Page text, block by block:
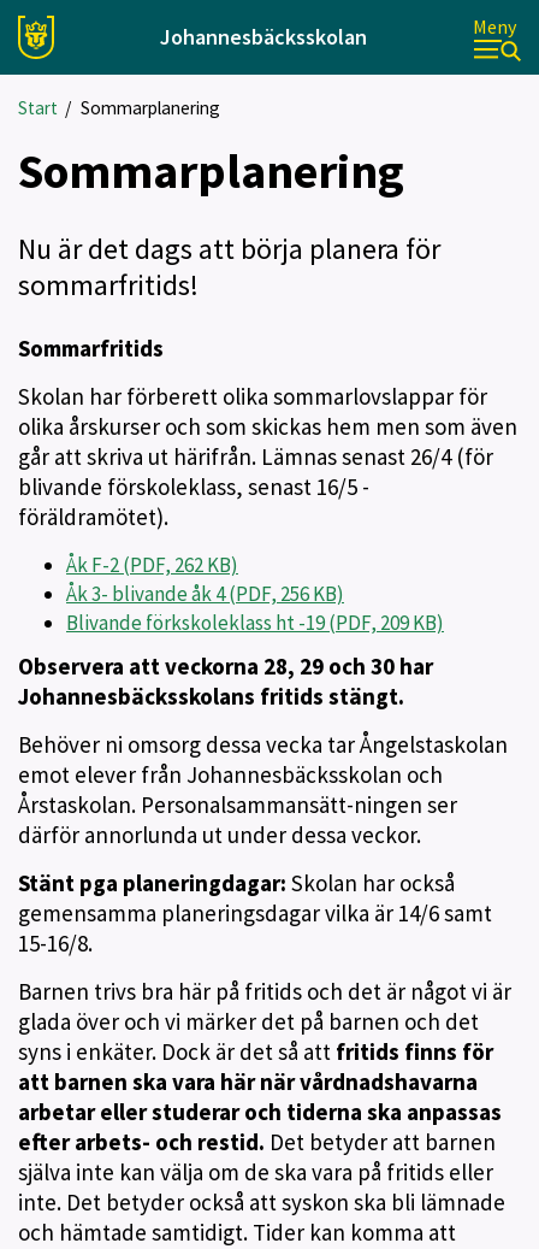
Johannesbäcksskolan Meny
Start / Sommarplanering
Sommarplanering
Nu är det dags att börja planera för
sommarfritids!
Sommarfritids
Skolan har förberett olika sommarlovslappar för
olika årskurser och som skickas hem men som även
går att skriva ut härifrån. Lämnas senast 26/4 (för
blivande förskoleklass, senast 16/5 -
föräldramötet).
Åk F-2 (PDF, 262 KB)
Åk 3- blivande åk 4 (PDF, 256 KB)
Blivande förkskoleklass ht -19 (PDF, 209 KB)
Observera att veckorna 28, 29 och 30 har
Johannesbäcksskolans fritids stängt.
Behöver ni omsorg dessa vecka tar Ångelstaskolan
emot elever från Johannesbäcksskolan och
Årstaskolan. Personalsammansätt-ningen ser
därför annorlunda ut under dessa veckor.
Stänt pga planeringdagar: Skolan har också
gemensamma planeringsdagar vilka är 14/6 samt
15-16/8.
Barnen trivs bra här på fritids och det är något vi är
glada över och vi märker det på barnen och det
syns i enkäter. Dock är det så att fritids finns för
att barnen ska vara här när vårdnadshavarna
arbetar eller studerar och tiderna ska anpassas
efter arbets- och restid. Det betyder att barnen
själva inte kan välja om de ska vara på fritids eller
inte. Det betyder också att syskon ska bli lämnade
och hämtade samtidigt. Tider kan komma att